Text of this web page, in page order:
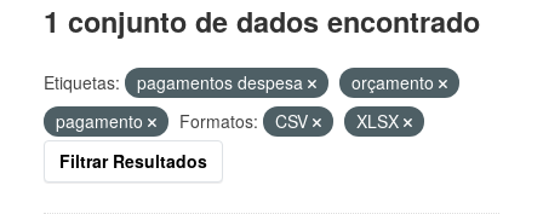
1 conjunto de dados encontrado
Etiquetas: pagamentos despesa
orçamento
pagamento
Formatos: CSV
XLSX
Filtrar Resultados